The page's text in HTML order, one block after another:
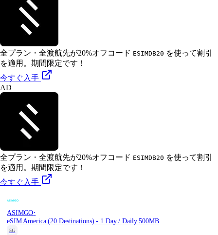
全プラン・全渡航先が20%オフ コード ESIMDB20 を使って割引
を適用。期間限定です！
今すぐ入手
AD
全プラン・全渡航先が20%オフ コード ESIMDB20 を使って割引
を適用。期間限定です！
今すぐ入手
ASIMGO·
eSIM America (20 Destinations) - 1 Day / Daily 500MB
5G